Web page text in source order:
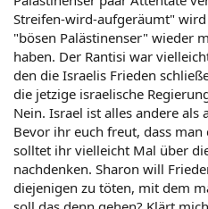
Streifen-wird-aufgeräumt"
"bösen Palästinenser" wieder
haben. Der Rantisi war
den die Israelis Frieden
die jetzige israelische
Nein. Israel ist alles andere als
Bevor ihr euch freut, dass
solltet ihr vielleicht Mal über
nachdenken. Sharon will
diejenigen zu töten, mit dem